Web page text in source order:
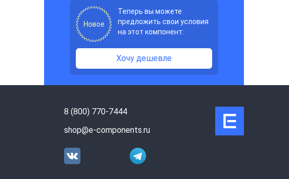
Новое
Теперь вы можете
предложить свои условия
на этот компонент:
Хочу дешевле
8 (800) 770-7444
shop@e-components.ru